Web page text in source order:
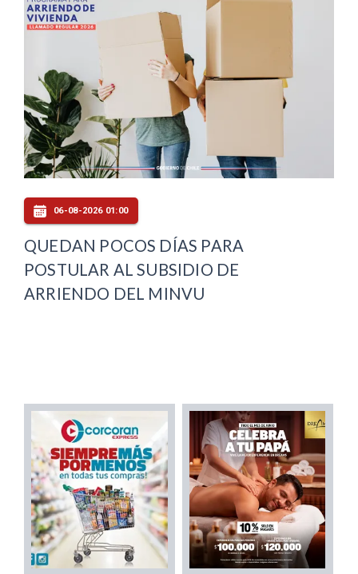
06-08-2026 01:00
QUEDAN POCOS DÍAS PARA
POSTULAR AL SUBSIDIO DE
ARRIENDO DEL MINVU